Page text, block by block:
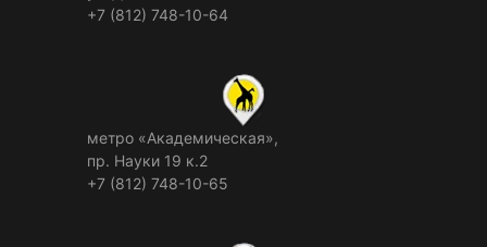
+7 (812) 748-10-64
метро «Академическая»,
пр. Науки 19 к.2
+7 (812) 748-10-65